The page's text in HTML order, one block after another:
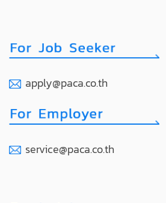
apply@paca.co.th
service@paca.co.th